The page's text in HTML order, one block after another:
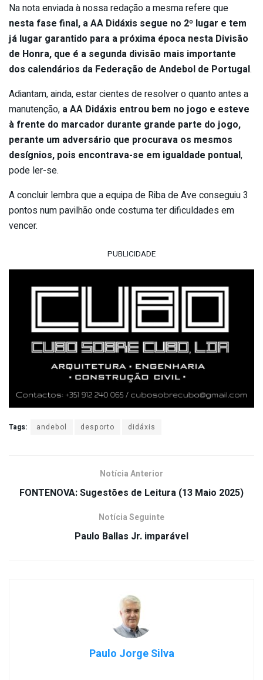
Na nota enviada à nossa redação a mesma refere que
nesta fase final, a AA Didáxis segue no 2º lugar e tem
já lugar garantido para a próxima época nesta Divisão
de Honra, que é a segunda divisão mais importante
dos calendários da Federação de Andebol de Portugal.
Adiantam, ainda, estar cientes de resolver o quanto antes a
manutenção, a AA Didáxis entrou bem no jogo e esteve
à frente do marcador durante grande parte do jogo,
perante um adversário que procurava os mesmos
desígnios, pois encontrava-se em igualdade pontual,
pode ler-se.
A concluir lembra que a equipa de Riba de Ave conseguiu 3
pontos num pavilhão onde costuma ter dificuldades em
vencer.
PUBLICIDADE
Tags: andebol desporto didáxis
Notícia Anterior
FONTENOVA: Sugestões de Leitura (13 Maio 2025)
Notícia Seguinte
Paulo Ballas Jr. imparável
Paulo Jorge Silva